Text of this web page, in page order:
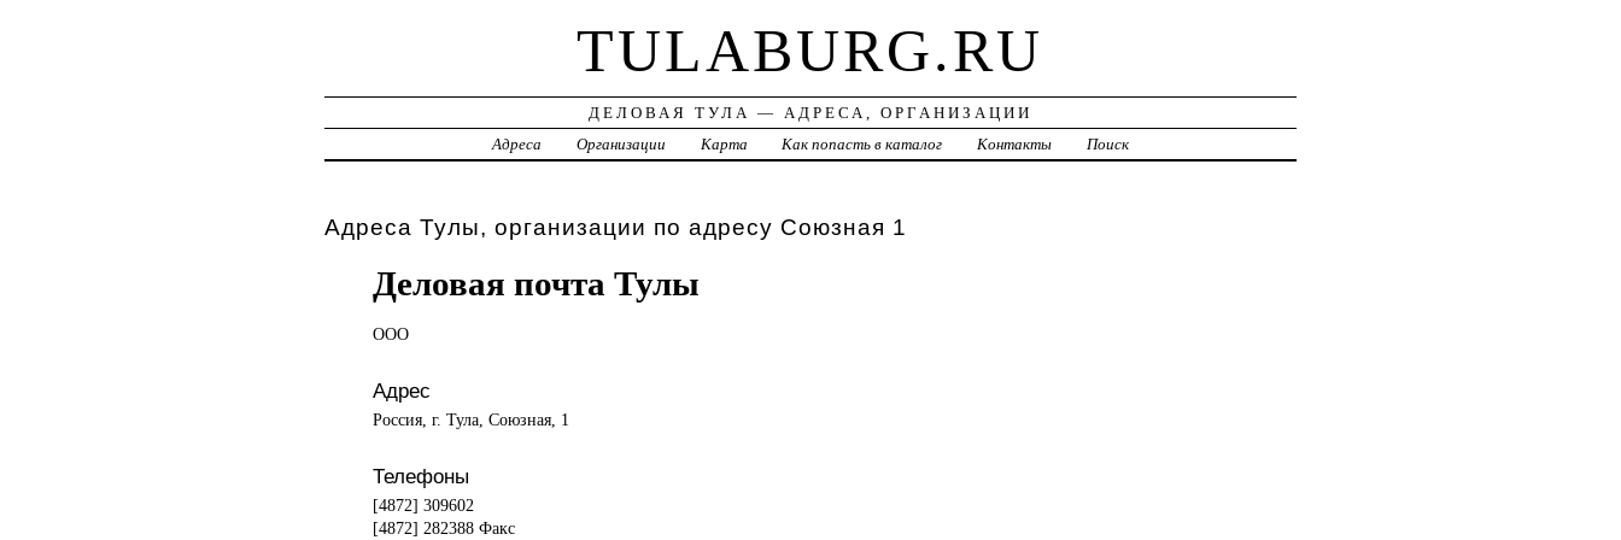
TULABURG.RU
ДЕЛОВАЯ ТУЛА — АДРЕСА, ОРГАНИЗАЦИИ
Адреса
Организации Карта Как попасть в каталог Контакты Поиск
Адреса Тулы, организации по адресу Союзная 1
Деловая почта Тулы
ООО
Адрес
Россия, г. Тула, Союзная, 1
Телефоны
[4872] 309602
[4872] 282388 Факс